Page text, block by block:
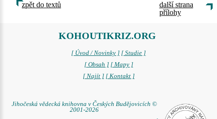
zpět do textů
další strana
přílohy
KOHOUTIKRIZ.ORG
[ Úvod / Novinky ] [ Studie ]
[ Obsah ] [ Mapy ]
[ Najít ] [ Kontakt ]
Jihočeská vědecká knihovna v Českých Budějovicích ©
2001-2026